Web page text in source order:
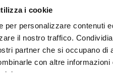
i cookie
per personalizzare contenuti
il nostro traffico.
partner che si occupano
con altre